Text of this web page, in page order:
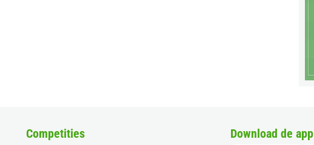
Competities Download de app